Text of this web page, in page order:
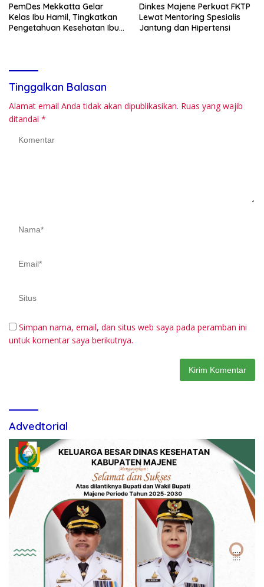
PemDes Mekkatta Gelar
Kelas Ibu Hamil, Tingkatkan
Pengetahuan Kesehatan Ibu
Dinkes Majene Perkuat FKTP
Lewat Mentoring Spesialis
Jantung dan Hipertensi
Tinggalkan Balasan
Alamat email Anda tidak akan dipublikasikan. Ruas yang wajib
ditandai *
Simpan nama, email, dan situs web saya pada peramban ini
untuk komentar saya berikutnya.
Advedtorial